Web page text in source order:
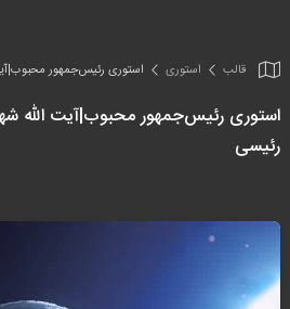
قالب استوری استوری رئیس‌جمهور
استوری رئیس‌جمهور محبوب|آیت الله
رئیسی